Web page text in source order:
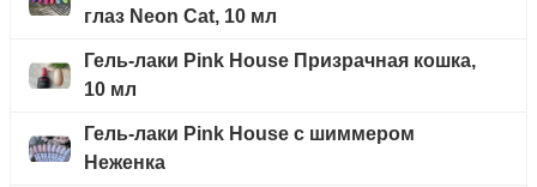
глаз Neon Cat, 10 мл
Гель-лаки Pink House Призрачная кошка,
10 мл
Гель-лаки Pink House с шиммером
Неженка